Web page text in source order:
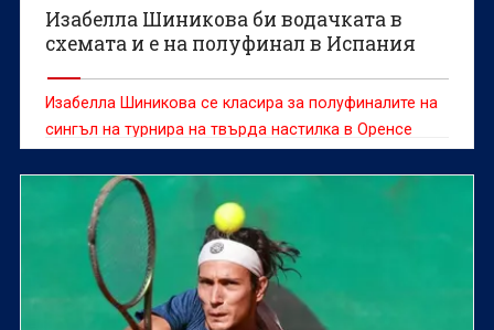
Изабелла Шиникова би водачката в
схемата и е на полуфинал в Испания
Изабелла Шиникова се класира за полуфиналите на
сингъл на турнира на твърда настилка в Оренсе
(Испания) с награден фонд от 60 хиляди долара.